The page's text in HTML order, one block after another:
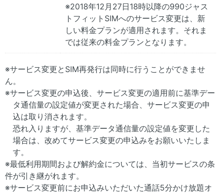
※2018年12月27日18時以降の990ジャス
トフィットSIMへのサービス変更は、新
しい料金プランが適用されます。それま
では従来の料金プランとなります。
※サービス変更とSIM再発行は同時に行うことができませ
ん。
※サービス変更の申込後、サービス変更の適用前に基準デー
タ通信量の設定値が変更された場合、サービス変更の申
込は取り消されます。
恐れ入りますが、基準データ通信量の設定値を変更した
場合は、改めてサービス変更の申込みをお願いいたしま
す。
※最低利用期間および解約金については、当初サービスの条
件が引き継がれます。
※サービス変更前にお申込みいただいた通話5分かけ放題オ